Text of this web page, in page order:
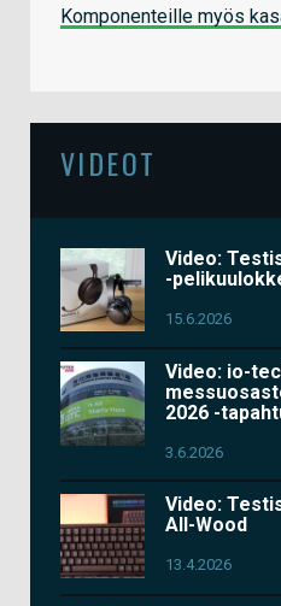
Komponenteille myös
VIDEOT
Video:
-
15.6.2026
Video: io-
2026 -
3.6.2026
Video:
All-Wood
13.4.2026